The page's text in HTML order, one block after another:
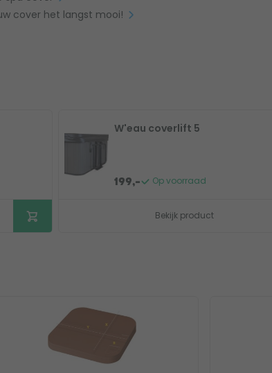
cover het langst mooi!
W'eau coverlift 5
199,- Op voorraad
Bekijk product